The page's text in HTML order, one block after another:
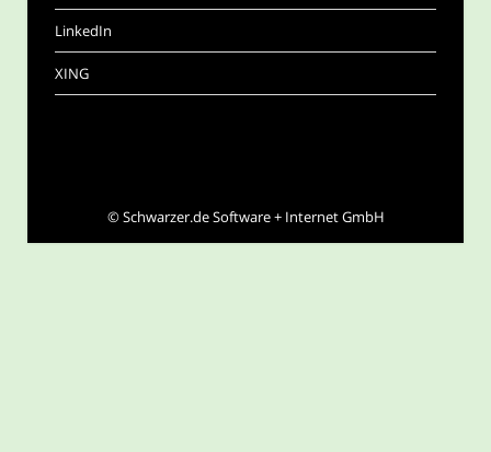
LinkedIn
XING
©Schwarzer.de Software + Internet GmbH